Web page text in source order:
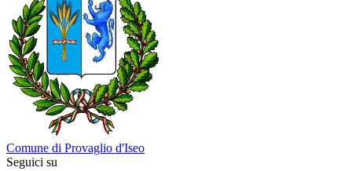
Comune di Provaglio d'Iseo
Seguici su